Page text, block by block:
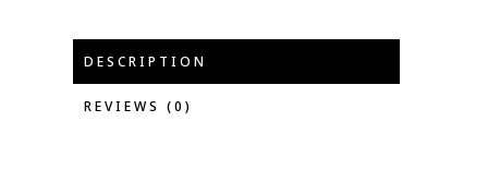
DESCRIPTION
REVIEWS (0)